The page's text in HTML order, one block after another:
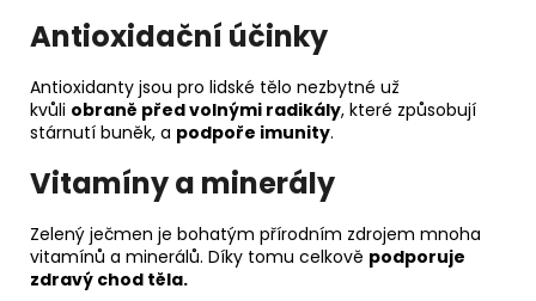
Antioxidační účinky
Antioxidanty jsou pro lidské tělo nezbytné už
kvůli obraně před volnými radikály, které způsobují
stárnutí buněk, a podpoře imunity.
Vitamíny a minerály
Zelený ječmen je bohatým přírodním zdrojem mnoha
vitamínů a minerálů. Díky tomu celkově podporuje
zdravý chod těla.